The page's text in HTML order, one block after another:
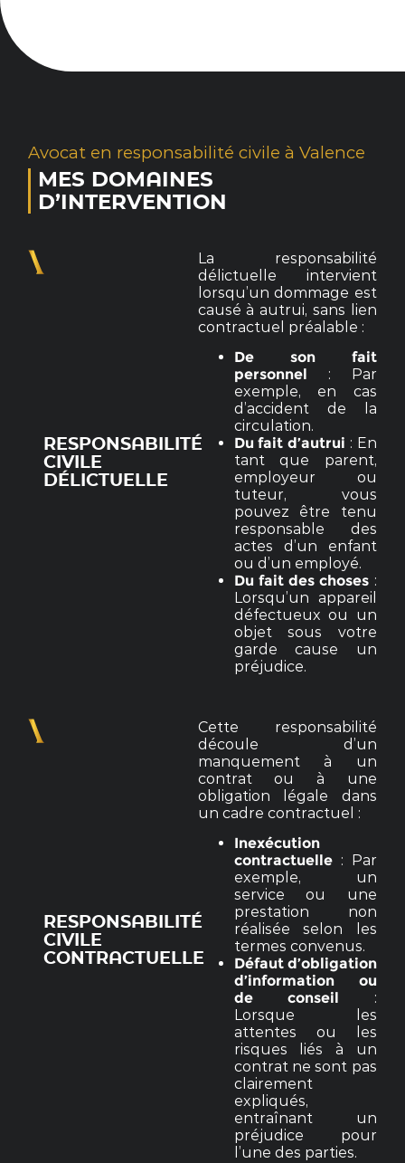
Avocat en responsabilité civile à Valence
MES DOMAINES
D’INTERVENTION
RESPONSABILITÉ
CIVILE
DÉLICTUELLE
La responsabilité
délictuelle intervient
lorsqu’un dommage est
causé à autrui, sans lien
contractuel préalable :
De son fait
personnel : Par
exemple, en cas
d’accident de la
circulation.
Du fait d’autrui : En
tant que parent,
employeur ou
tuteur, vous
pouvez être tenu
responsable des
actes d’un enfant
ou d’un employé.
Du fait des choses :
Lorsqu’un appareil
défectueux ou un
objet sous votre
garde cause un
préjudice.
RESPONSABILITÉ
CIVILE
CONTRACTUELLE
Cette responsabilité
découle d’un
manquement à un
contrat ou à une
obligation légale dans
un cadre contractuel :
Inexécution
contractuelle: Par
exemple, un
service ou une
prestation non
réalisée selon les
termes convenus.
Défaut d’obligation
d’information ou
de conseil
:
Lorsque les
attentes ou les
risques liés à un
contrat ne sont pas
clairement
expliqués,
entraînant un
préjudice pour
l’une des parties.